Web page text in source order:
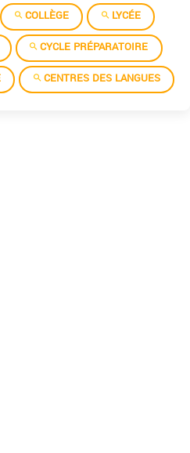
COLLÈGE
LYCÉE
CYCLE PRÉPARATOIRE
CENTRES DES LANGUES